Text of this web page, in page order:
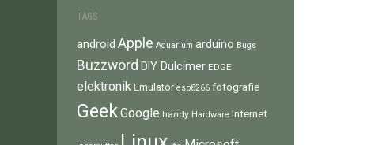
TAGS
android Apple Aquarium arduino Bugs
Buzzword DIY Dulcimer EDGE
elektronik Emulator esp8266 fotografie
GeekGoogle handy Hardware Internet